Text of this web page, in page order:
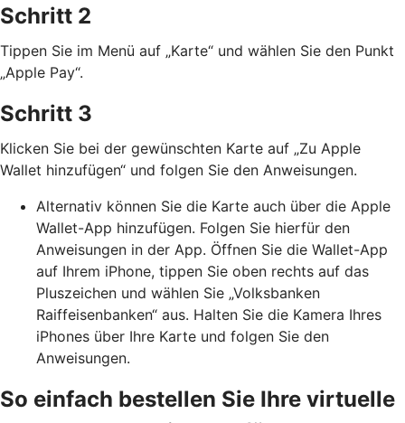
Schritt 2
Tippen Sie im Menü auf „Karte“ und wählen Sie den Punkt
„Apple Pay“.
Schritt 3
Klicken Sie bei der gewünschten Karte auf „Zu Apple
Wallet hinzufügen“ und folgen Sie den Anweisungen.
Alternativ können Sie die Karte auch über die Apple
Wallet-App hinzufügen. Folgen Sie hierfür den
Anweisungen in der App. Öffnen Sie die Wallet-App
auf Ihrem iPhone, tippen Sie oben rechts auf das
Pluszeichen und wählen Sie „Volksbanken
Raiffeisenbanken“ aus. Halten Sie die Kamera Ihres
iPhones über Ihre Karte und folgen Sie den
Anweisungen.
So einfach bestellen Sie Ihre virtuelle